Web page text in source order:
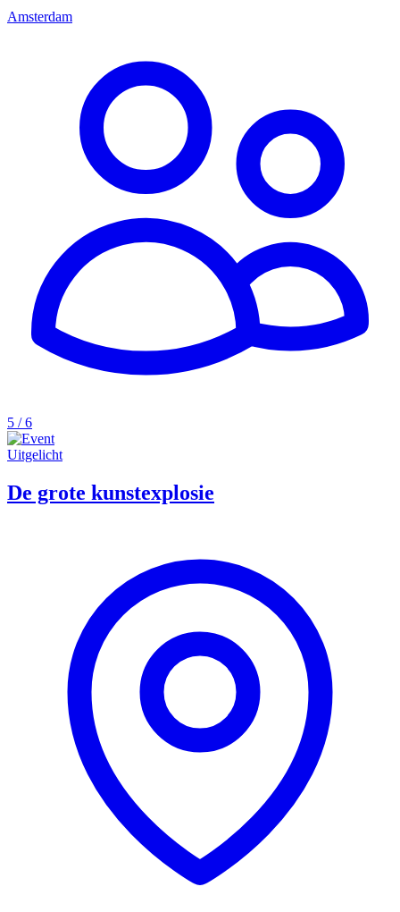
Amsterdam
5 / 6
Uitgelicht
De grote kunstexplosie